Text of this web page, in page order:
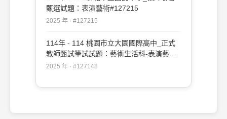
甄選試題：表演藝術#127215
2025 年 · #127215
114年 - 114 桃園市立大園國際高中_正式
教師甄試筆試試題：藝術生活科-表演藝術
專長#127148
2025 年 · #127148